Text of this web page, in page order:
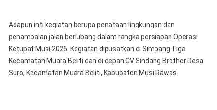
Adapun inti kegiatan berupa penataan lingkungan dan
penambalan jalan berlubang dalam rangka persiapan Operasi
Ketupat Musi 2026. Kegiatan dipusatkan di Simpang Tiga
Kecamatan Muara Beliti dan di depan CV Sindang Brother Desa
Suro, Kecamatan Muara Beliti, Kabupaten Musi Rawas.